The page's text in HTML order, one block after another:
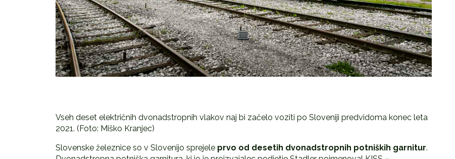
Vseh deset električnih dvonadstropnih vlakov naj bi začelo voziti po Sloveniji predvidoma konec leta
2021. (Foto: Miško Kranjec)
Slovenske železnice so v Slovenijo sprejele prvo od desetih dvonadstropnih potniških garnitur.